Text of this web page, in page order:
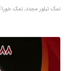
نمک تبلور مجدد,نمک